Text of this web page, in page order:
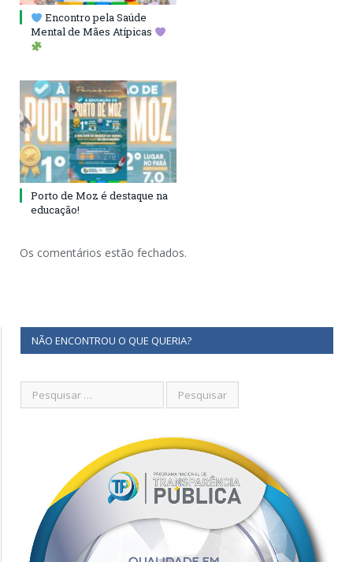
Encontro pela Saúde
Mental de Mães Atípicas
Porto de Moz é destaque na
educação!
Os comentários estão fechados.
NÃO ENCONTROU O QUE QUERIA?